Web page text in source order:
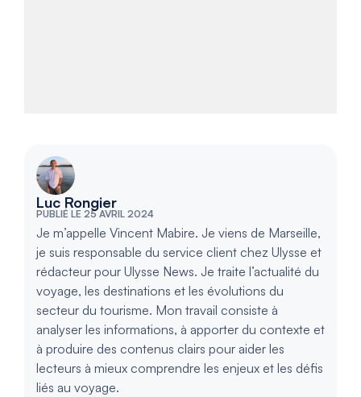
Luc Rongier
PUBLIÉ LE 25 AVRIL 2024
Je m’appelle Vincent Mabire. Je viens de Marseille,
je suis responsable du service client chez Ulysse et
rédacteur pour Ulysse News. Je traite l’actualité du
voyage, les destinations et les évolutions du
secteur du tourisme. Mon travail consiste à
analyser les informations, à apporter du contexte et
à produire des contenus clairs pour aider les
lecteurs à mieux comprendre les enjeux et les défis
liés au voyage.